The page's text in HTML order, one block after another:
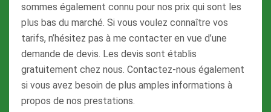
sommes également connu pour nos prix qui sont les
plus bas du marché. Si vous voulez connaître vos
tarifs, n’hésitez pas à me contacter en vue d’une
demande de devis. Les devis sont établis
gratuitement chez nous. Contactez-nous également
si vous avez besoin de plus amples informations à
propos de nos prestations.